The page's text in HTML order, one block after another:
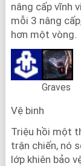
nâng cấp vĩnh
mỗi 3 nâng
hơn một vòng.
Graves
Vệ binh
Triệu hồi một
trận chiến, nó
lớp khiên bảo